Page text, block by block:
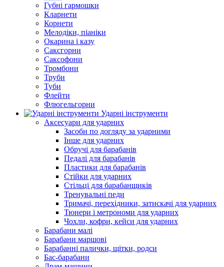
Губні гармошки
Кларнети
Корнети
Мелодіки, піаніки
Окарина і казу
Саксгорни
Саксофони
Тромбони
Труби
Туби
Флейти
Флюгельгорни
Ударні інструменти
Аксесуари для ударних
Засоби по догляду за ударними
Інше для ударних
Обручі для барабанів
Педалі для барабанів
Пластики для барабанів
Стійки для ударних
Стільці для барабанщиків
Тренувальні педи
Тримачі, перехідники, затискачі для ударних
Тюнери і метрономи для ударних
Чохли, кофри, кейси для ударних
Барабани малі
Барабани маршові
Барабанні палички, щітки, родси
Бас-барабани